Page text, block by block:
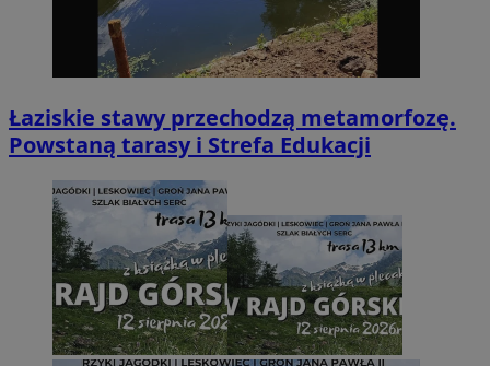
Łaziskie stawy przechodzą metamorfozę.
Powstaną tarasy i Strefa Edukacji